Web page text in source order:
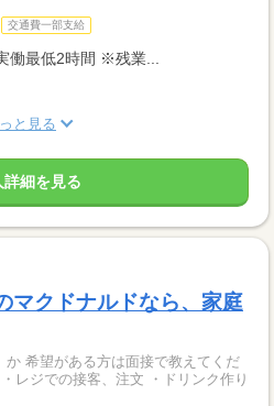
交通費一部支給
最低2時間 ※残業...
と見る
詳細を見る
マクドナルドなら、家庭
か 希望がある方は面接で教えてくだ